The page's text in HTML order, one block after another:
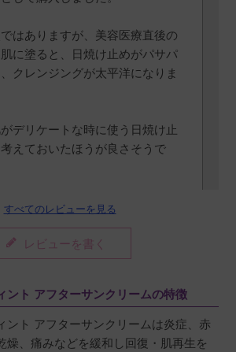
はありますが、美容医療直後の
に塗ると、日焼け止めがパサパ
クレンジングが太平洋になりま
デリケートな時に使う日焼け止
えておいたほうが良さそうで
く、よく伸ばさないと白くなりが
めがなかなかない方は一度試して
しれません。
すべてのレビューを見る
レビューを書く
ント アフターサンクリームの特徴
ント アフターサンクリームは炎症、赤
燥、痛みなどを緩和し回復・肌再生を